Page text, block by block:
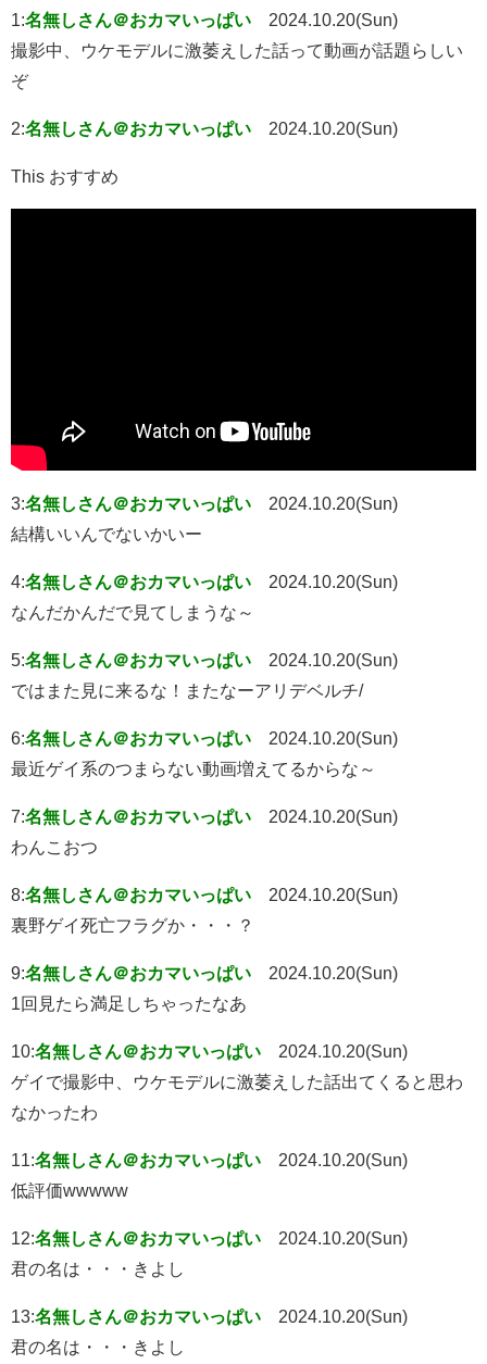
1:名無しさん＠おカマいっぱい
2024.10.20(Sun)
撮影中、ウケモデルに激萎えした話って動画が話題らしい
ぞ
2:名無しさん＠おカマいっぱい 2024.10.20(Sun)
This おすすめ
3:名無しさん＠おカマいっぱい
2024.10.20(Sun)
結構いいんでないかいー
4:名無しさん＠おカマいっぱい
2024.10.20(Sun)
なんだかんだで見てしまうな～
5:名無しさん＠おカマいっぱい
2024.10.20(Sun)
ではまた見に来るな！またなーアリデベルチ/
6:名無しさん＠おカマいっぱい
2024.10.20(Sun)
最近ゲイ系のつまらない動画増えてるからな～
7:名無しさん＠おカマいっぱい
2024.10.20(Sun)
わんこおつ
8:名無しさん＠おカマいっぱい
2024.10.20(Sun)
裏野ゲイ死亡フラグか・・・？
9:名無しさん＠おカマいっぱい
2024.10.20(Sun)
1回見たら満足しちゃったなあ
10:名無しさん＠おカマいっぱい
2024.10.20(Sun)
ゲイで撮影中、ウケモデルに激萎えした話出てくると思わ
なかったわ
11:名無しさん＠おカマいっぱい
2024.10.20(Sun)
低評価wwwww
12:名無しさん＠おカマいっぱい
2024.10.20(Sun)
君の名は・・・きよし
13:名無しさん＠おカマいっぱい
2024.10.20(Sun)
君の名は・・・きよし